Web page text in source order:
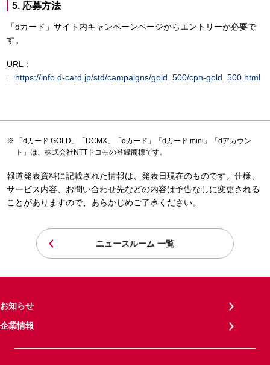
5. 応募方法
「dカード」サイト内キャンペーンページからエントリーが必要で
す。
URL：
https://info.d-card.jp/std/campaigns/gold_500/cpn-gold_500.html
「dカード GOLD」「DCMX」「dカード」「dカード mini」「dアカウン
ト」は、株式会社NTTドコモの登録商標です。
報道発表資料に記載された情報は、発表日現在のものです。仕様、
サービス内容、お問い合わせ先などの内容は予告なしに変更される
ことがありますので、あらかじめご了承ください。
ニュースルーム 一覧
お知らせ
企業情報